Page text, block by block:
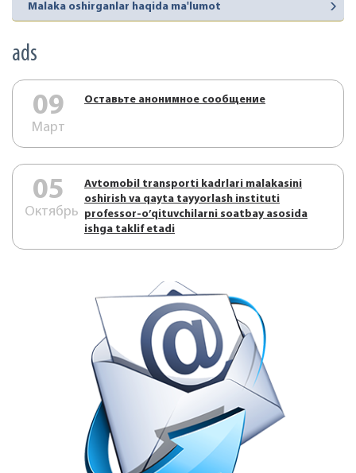
Malaka oshirganlar haqida ma'lumot
ads
09
Март
Оставьте анонимное сообщение
05
Октябрь
Аvtоmоbil trаnspоrti kаdrlаri mаlаkаsini
оshirish vа qаytа tаyyorlаsh instituti
prоfеssоr-o’qituvchilаrni sоаtbаy аsоsidа
ishgа tаklif etаdi